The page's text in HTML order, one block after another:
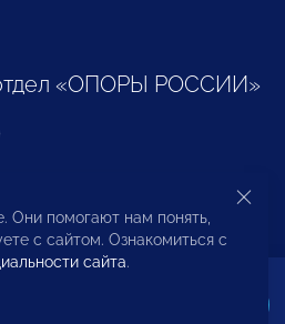
«ОПОРЫ РОССИИ»
предпринимателей и
Они помогают нам понять,
с сайтом. Ознакомиться с
сайта.